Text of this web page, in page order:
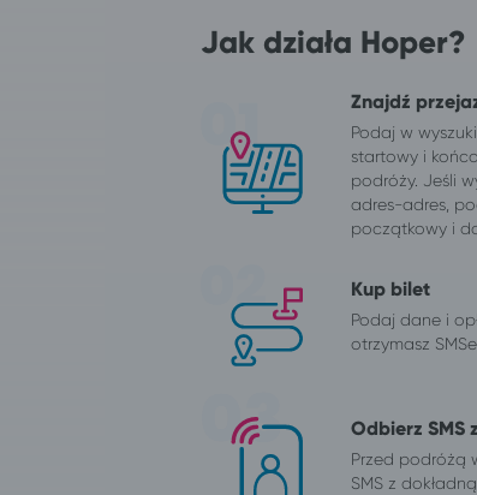
Jak działa Hoper?
Znajdź
Podaj w
startowy i
podróży. Jeśli
adres-adres,
początkowy i
Kup bilet
Podaj dane i
otrzymasz
Odbierz SMS
Przed podróżą
SMS z